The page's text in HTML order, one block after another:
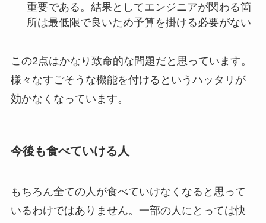
重要である。結果としてエンジニアが関わる箇
所は最低限で良いため予算を掛ける必要がない
この2点はかなり致命的な問題だと思っています。
様々なすごそうな機能を付けるというハッタリが
効かなくなっています。
今後も食べていける人
もちろん全ての人が食べていけなくなると思って
いるわけではありません。一部の人にとっては快